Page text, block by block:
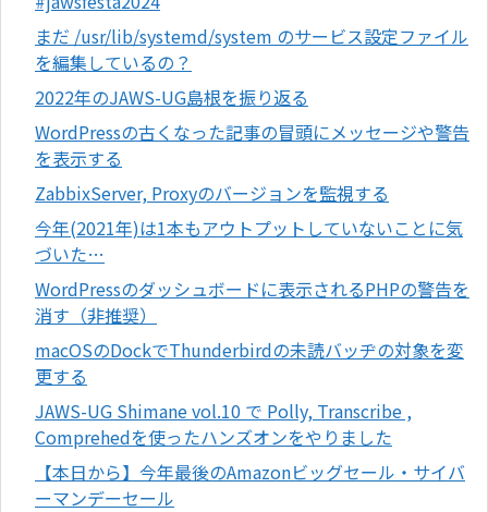
まだ /usr/lib/systemd/system のサービス設定ファイル
を編集しているの？
2022年のJAWS-UG島根を振り返る
WordPressの古くなった記事の冒頭にメッセージや警告
を表示する
ZabbixServer, Proxyのバージョンを監視する
今年(2021年)は1本もアウトプットしていないことに気
づいた…
WordPressのダッシュボードに表示されるPHPの警告を
消す（非推奨）
macOSのDockでThunderbirdの未読バッヂの対象を変
更する
JAWS-UG Shimane vol.10 で Polly, Transcribe ,
Comprehedを使ったハンズオンをやりました
【本日から】今年最後のAmazonビッグセール・サイバ
ーマンデーセール